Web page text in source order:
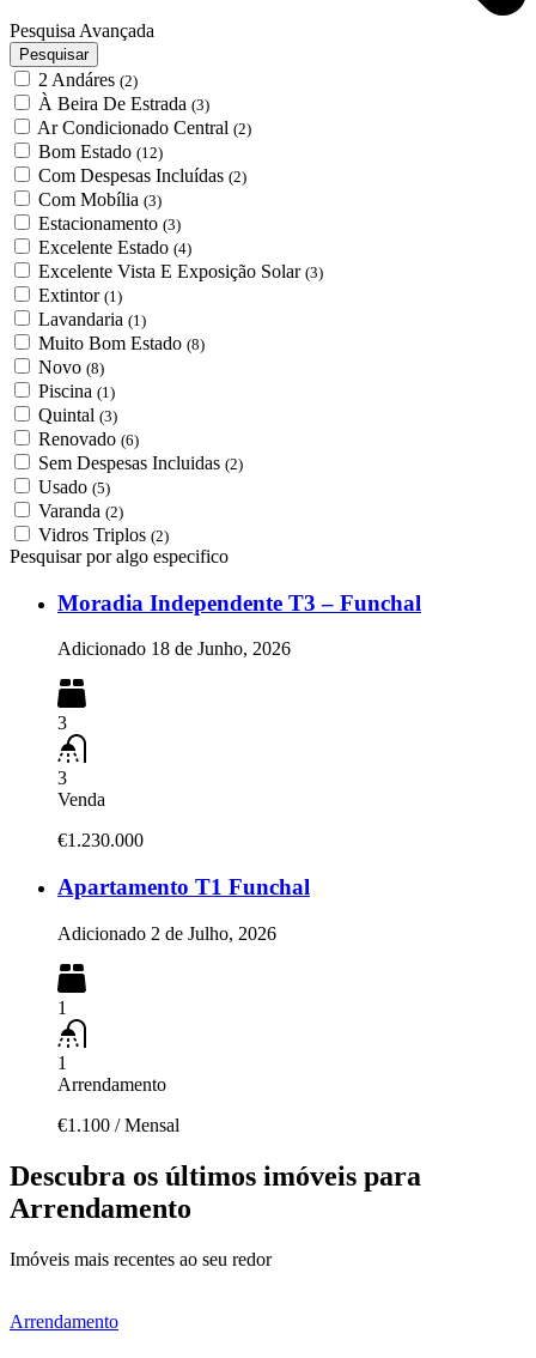
Pesquisa Avançada
Pesquisar
2 Andáres (2)
À Beira De Estrada (3)
Ar Condicionado Central (2)
Bom Estado (12)
Com Despesas Incluídas (2)
Com Mobília (3)
Estacionamento (3)
Excelente Estado (4)
Excelente Vista E Exposição Solar (3)
Extintor (1)
Lavandaria (1)
Muito Bom Estado (8)
Novo (8)
Piscina (1)
Quintal (3)
Renovado (6)
Sem Despesas Incluidas (2)
Usado (5)
Varanda (2)
Vidros Triplos (2)
Pesquisar por algo especifico
Moradia Independente T3 – Funchal
Adicionado 18 de Junho, 2026
3
3
Venda
€1.230.000
Apartamento T1 Funchal
Adicionado 2 de Julho, 2026
1
1
Arrendamento
€1.100 / Mensal
Descubra os últimos imóveis para
Arrendamento
Imóveis mais recentes ao seu redor
Arrendamento